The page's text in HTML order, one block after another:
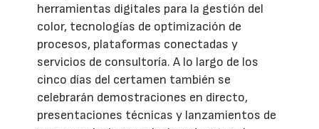
herramientas digitales para la gestión del
color, tecnologías de optimización de
procesos, plataformas conectadas y
servicios de consultoría. A lo largo de los
cinco días del certamen también se
celebrarán demostraciones en directo,
presentaciones técnicas y lanzamientos de